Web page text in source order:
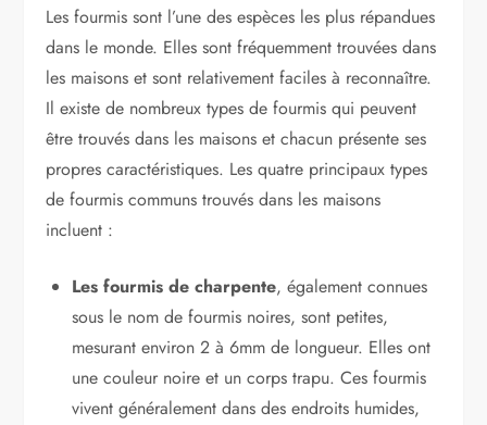
Les fourmis sont l’une des espèces les plus répandues
dans le monde. Elles sont fréquemment trouvées dans
les maisons et sont relativement faciles à reconnaître.
Il existe de nombreux types de fourmis qui peuvent
être trouvés dans les maisons et chacun présente ses
propres caractéristiques. Les quatre principaux types
de fourmis communs trouvés dans les maisons
incluent :
Les fourmis de charpente, également connues
sous le nom de fourmis noires, sont petites,
mesurant environ 2 à 6mm de longueur. Elles ont
une couleur noire et un corps trapu. Ces fourmis
vivent généralement dans des endroits humides,